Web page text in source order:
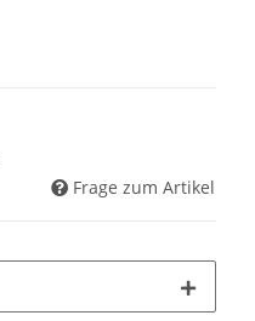
Frage zum Artikel